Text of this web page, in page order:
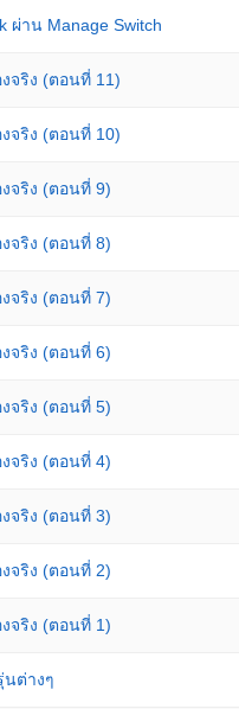
ผ่าน Manage Switch
จริง (ตอนที่ 11)
จริง (ตอนที่ 10)
จริง (ตอนที่ 9)
จริง (ตอนที่ 8)
จริง (ตอนที่ 7)
จริง (ตอนที่ 6)
จริง (ตอนที่ 5)
จริง (ตอนที่ 4)
จริง (ตอนที่ 3)
จริง (ตอนที่ 2)
จริง (ตอนที่ 1)
นต่างๆ